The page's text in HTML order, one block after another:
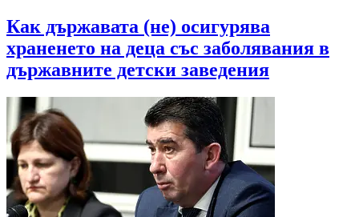
Как държавата (не) осигурява
храненето на деца със заболявания в
държавните детски заведения